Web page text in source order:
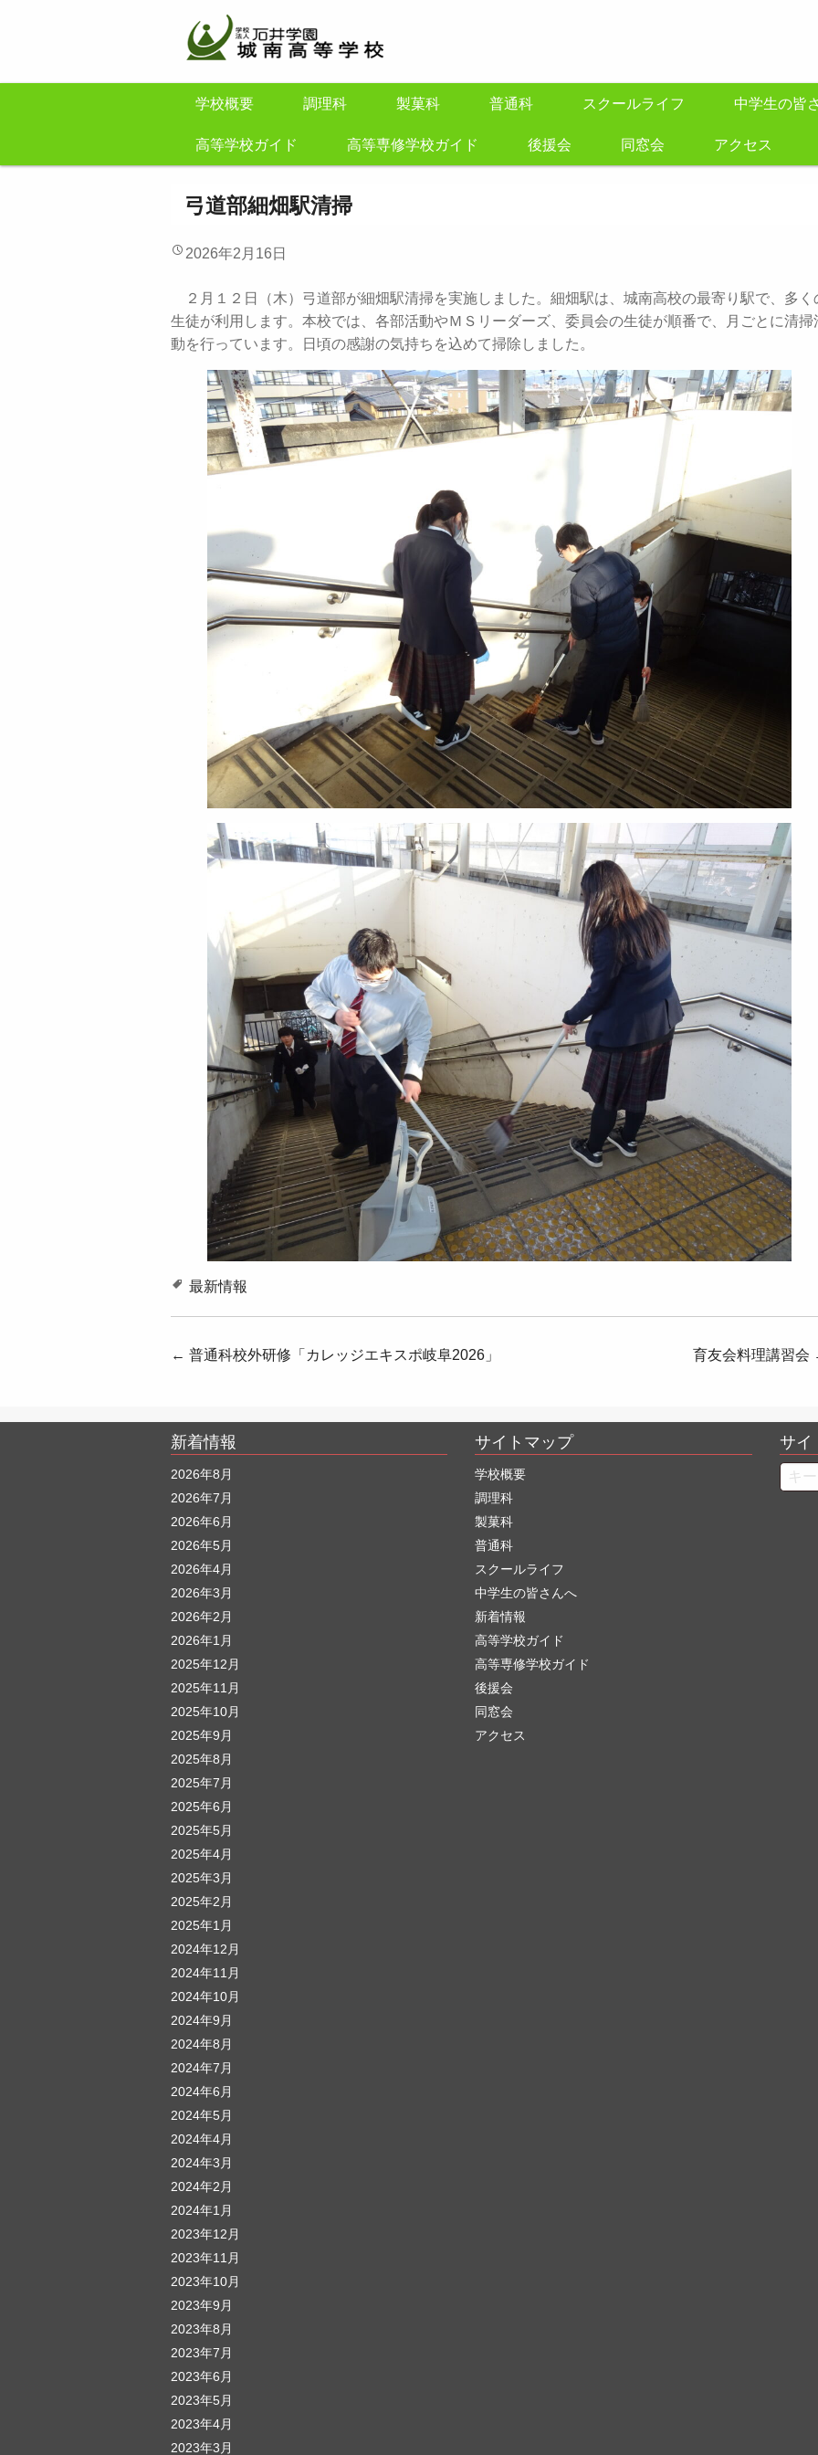
学校概要 調理科 製菓科 普通科 スクールライフ 中学生の皆
高等学校ガイド 高等専修学校ガイド 後援会 同窓会 アクセス
弓道部細畑駅清掃
2026年2月16日
２月１２日（木）弓道部が細畑駅清掃を実施しました。細畑駅は、城南高校の最寄り駅で、多く
生徒が利用します。本校では、各部活動やＭＳリーダーズ、委員会の生徒が順番で、月ごとに清掃
動を行っています。日頃の感謝の気持ちを込めて掃除しました。
最新情報
投
ナ
ビ
ゲ
ー
シ
ョ
ン
← 普通科校外研修「カレッジエキスポ岐阜2026」 育友会料理講習会
新着情報
2026年8月
2026年7月
2026年6月
2026年5月
2026年4月
2026年3月
2026年2月
2026年1月
2025年12月
2025年11月
2025年10月
2025年9月
2025年8月
2025年7月
2025年6月
2025年5月
2025年4月
2025年3月
2025年2月
2025年1月
2024年12月
2024年11月
2024年10月
2024年9月
2024年8月
2024年7月
2024年6月
2024年5月
2024年4月
2024年3月
2024年2月
2024年1月
2023年12月
2023年11月
2023年10月
2023年9月
2023年8月
2023年7月
2023年6月
2023年5月
2023年4月
2023年3月
サイトマップ
学校概要
調理科
製菓科
普通科
スクールライフ
中学生の皆さんへ
新着情報
高等学校ガイド
高等専修学校ガイド
後援会
同窓会
アクセス
サイ
Search